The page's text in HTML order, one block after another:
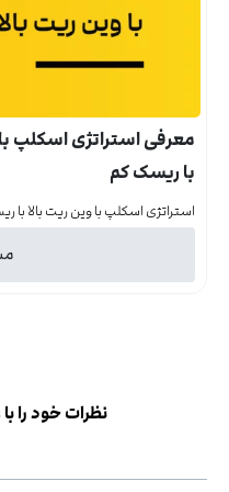
با ریسک کم
استراتژی اسکلپ با وین ریت بالا با
نظرات خود را